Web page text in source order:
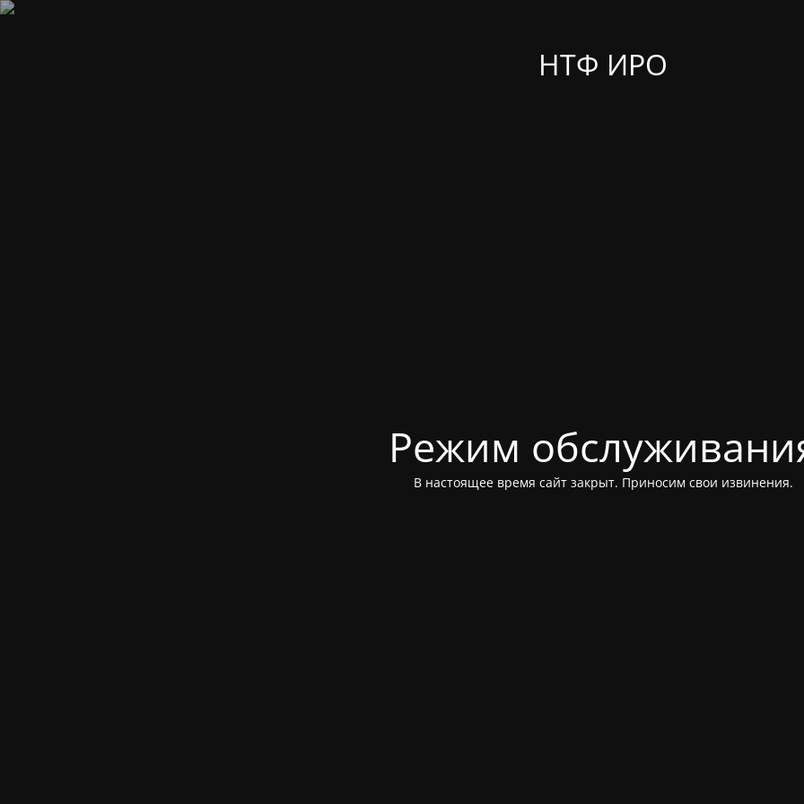
НТФ ИРО
Режим
В настоящее время сайт закрыт. Приносим свои извинения.